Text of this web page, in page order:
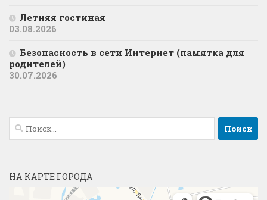
Летняя гостиная
03.08.2026
Безопасность в сети Интернет (памятка для
родителей)
30.07.2026
Найти:
НА КАРТЕ ГОРОДА